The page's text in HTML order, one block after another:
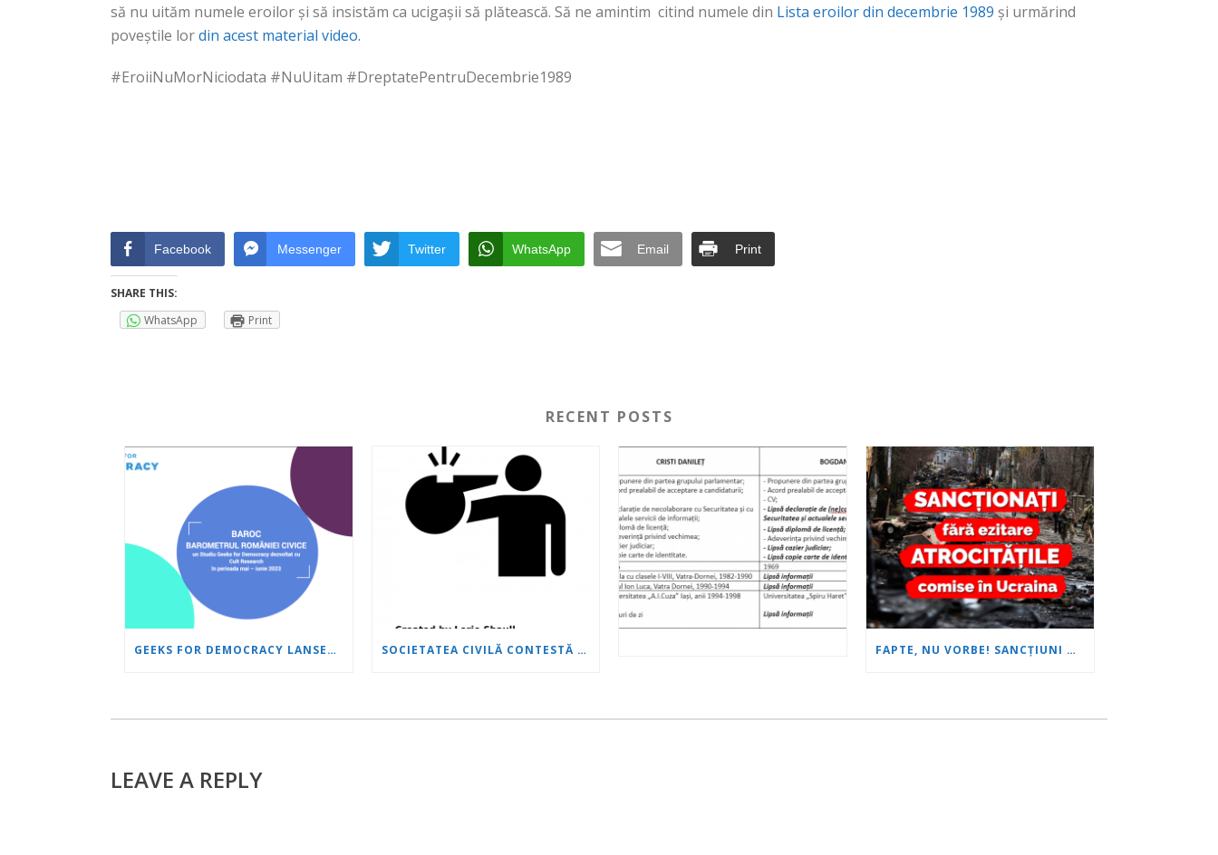
să nu uităm numele eroilor și să insistăm ca ucigașii să plătească. Să ne amintim citind numele din Lista eroilor din decembrie 1989 și urmărind
poveștile lordin acest material video.
#EroiiNuMorNiciodata #NuUitam #DreptatePentruDecembrie1989
Facebook Messenger Twitter WhatsApp Email Print
SHARE THIS:
WhatsApp
Print
RECENT POSTS
GEEKS FOR DEMOCRACY LANSEAZĂ BAROC: BAROMETRUL ROMÂNIEI CIVICE – CELE MAI CALDE DATE DESPRE STAREA DEMOCRAȚIEI IN ROMÂNIA SOCIETATEA CIVILĂ CONTESTĂ NOUA LEGE A AVERTIZORULUI DE INTEGRITATE! FAPTE, NU VORBE! SANCȚIUNI MULT MAI DURE PENTRU RUSIA!
LEAVE A REPLY